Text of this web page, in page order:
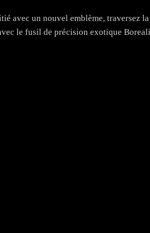
avec un nouvel emblème, traversez
le fusil de précision exotique